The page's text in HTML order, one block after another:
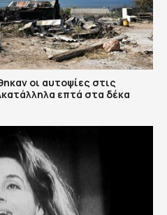
οι αυτοψίες στις
επτά στα δέκα